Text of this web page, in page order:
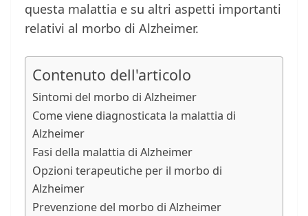
questa malattia e su altri aspetti importanti
relativi al morbo di Alzheimer.
Contenuto dell'articolo
Sintomi del morbo di Alzheimer
Come viene diagnosticata la malattia di
Alzheimer
Fasi della malattia di Alzheimer
Opzioni terapeutiche per il morbo di
Alzheimer
Prevenzione del morbo di Alzheimer